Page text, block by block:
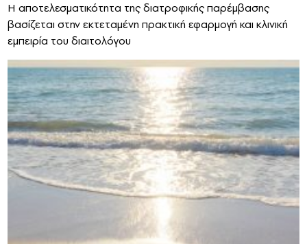
Η αποτελεσματικότητα της διατροφικής παρέμβασης
βασίζεται στην εκτεταμένη πρακτική εφαρμογή και κλινική
εμπειρία του διαιτολόγου